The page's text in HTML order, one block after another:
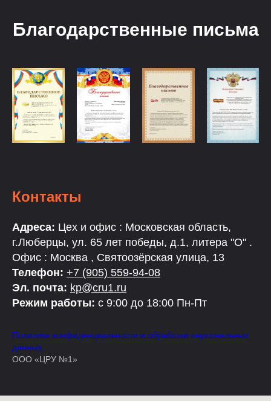
Благодарственные письма
Контакты
Адреса: Цех и офис : Московская область,
г.Люберцы, ул. 65 лет победы, д.1, литера "О" .
Офис : Москва , Святоозёрская улица, 13
Телефон: +7 (905) 559-94-08
Эл. почта: kp@cru1.ru
Режим работы: с 9:00 до 18:00 Пн-Пт
Политика конфиденциальности и обработки персональных
данных
ООО «ЦРУ №1»